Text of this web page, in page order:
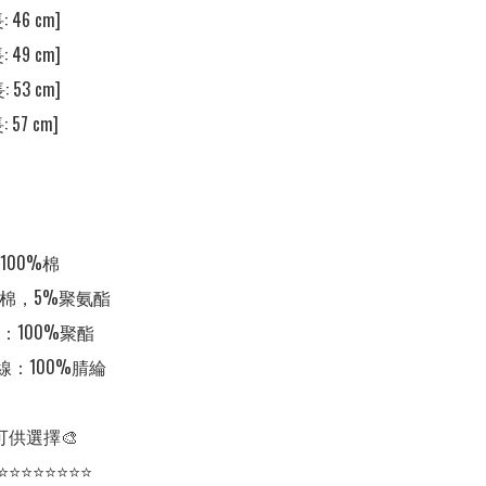
46 cm]
49 cm]
53 cm]
57 cm]
棉
，5%聚氨酯
100%聚酯
：100%腈綸
供選擇🎨